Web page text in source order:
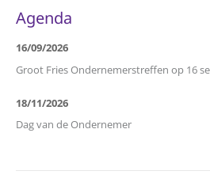
Agenda
16/09/2026
Groot Fries Ondernemerstreffen op 16
18/11/2026
Dag van de Ondernemer